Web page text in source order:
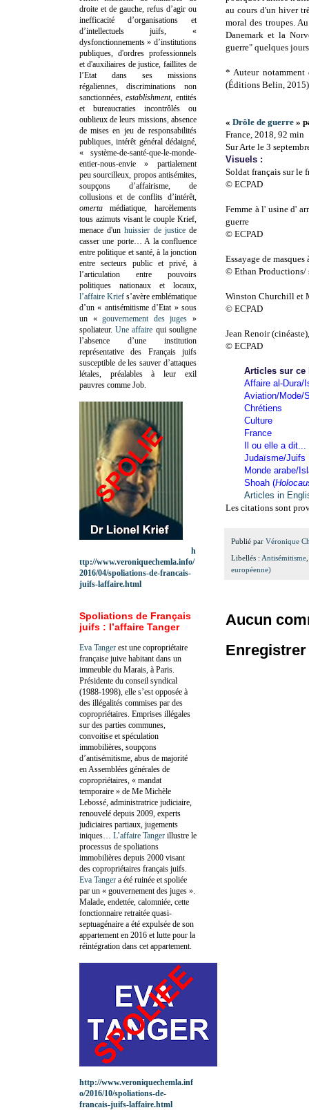
au cours d'un hiver
moral des troupes.
Danemark et la
guerre" quelques
* Auteur
(Éditions Belin, 2015)
« Drôle de guerre »
France, 2018, 92 min
Sur Arte le 3
Visuels :
Soldat français sur le
© ECPAD
Femme à l' usine d'
guerre
© ECPAD
Essayage de
© Ethan Productions/
Winston Churchill et
© ECPAD
Jean Renoir
© ECPAD
Articles sur ce
Affaire al-Dura/
Aviation/Mode/
Chrétiens
Culture
France
Il ou elle a dit...
Judaïsme/Juifs
Monde arabe/
Shoah (
Articles in
Les citations sont
Publié par Véronique
Libellés : Antisémitisme,
européenne)
Aucun
droite et de gauche, refus d’agir ou
inefficacité d’organisations et
d’intellectuels juifs, «
dysfonctionnements » d’institutions
publiques, d'ordres professionnels
et d'auxiliaires de justice, faillites de
l’Etat dans ses missions
régaliennes, discriminations non
sanctionnées,establishment, entités
et bureaucraties incontrôlés ou
oublieux de leurs missions, absence
de mises en jeu de responsabilités
publiques, intérêt général dédaigné,
« système-de-santé-que-le-monde-
entier-nous-envie » partialement
peu sourcilleux, propos antisémites,
soupçons d’affairisme, de
collusions et de conflits d’intérêt,
omertamédiatique, harcèlements
tous azimuts visant le couple Krief,
menace d'unhuissier de justicede
casser une porte… A la confluence
entre politique et santé, à la jonction
entre secteurs public et privé, à
l’articulation entre pouvoirs
politiques nationaux et locaux,
l’affaire Krief s’avère emblématique
d’un « antisémitisme d’Etat » sous
un «gouvernement des juges »
spoliateur.Une affaire qui souligne
l’absence d’une institution
représentative des Français juifs
susceptible de les sauver d’attaques
létales, préalables à leur exil
pauvres comme Job.
h
ttp://www.veroniquechemla.info/
2016/04/spoliations-de-francais-
juifs-laffaire.html
Spoliations de Français
juifs : l’affaire Tanger
Eva Tanger est une copropriétaire
française juive habitant dans un
immeuble du Marais, à Paris.
Présidente du conseil syndical
(1988-1998), elle s’est opposée à
des illégalités commises par des
copropriétaires. Emprises illégales
sur des parties communes,
convoitise et spéculation
immobilières, soupçons
d’antisémitisme, abus de majorité
en Assemblées générales de
copropriétaires, « mandat
temporaire » de Me Michèle
Lebossé, administratrice judiciaire,
renouvelé depuis 2009, experts
judiciaires partiaux, jugements
iniques… L’affaire Tanger illustre le
processus de spoliations
immobilières depuis 2000 visant
des copropriétaires français juifs.
Eva Tanger a été ruinée et spoliée
par un « gouvernement des juges ».
Malade, endettée, calomniée, cette
fonctionnaire retraitée quasi-
septuagénaire a été expulsée de son
appartement en 2016 et lutte pour la
réintégration dans cet appartement.
http://www.veroniquechemla.inf
o/2016/10/spoliations-de-
francais-juifs-laffaire.html